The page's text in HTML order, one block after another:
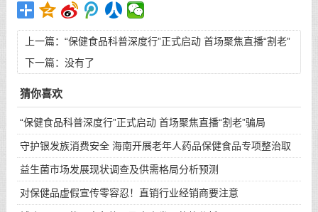
上一篇： “保健食品科普深度行”正式启动 首场聚焦直播“割老”
骗局
下一篇：没有了
猜你喜欢
“保健食品科普深度行”正式启动 首场聚焦直播“割老”骗局
守护银发族消费安全 海南开展老年人药品保健食品专项整治取
得
益生菌市场发展现状调查及供需格局分析预测
对保健品虚假宣传零容忍！直销行业经销商要注意